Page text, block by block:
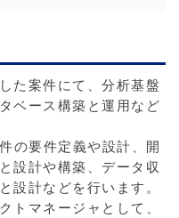
た案件にて、分析基盤
ベース構築と運用など
の要件定義や設計、開
設計や構築、データ収
設計などを行います。
トマネージャとして、